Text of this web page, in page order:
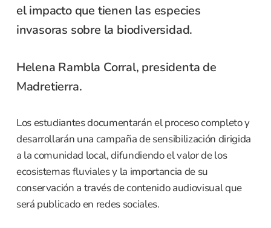
el impacto que tienen las especies
invasoras sobre la biodiversidad.
Helena Rambla Corral, presidenta de
Madretierra.
Los estudiantes documentarán el proceso completo y
desarrollarán una campaña de sensibilización dirigida
a la comunidad local, difundiendo el valor de los
ecosistemas fluviales y la importancia de su
conservación a través de contenido audiovisual que
será publicado en redes sociales.